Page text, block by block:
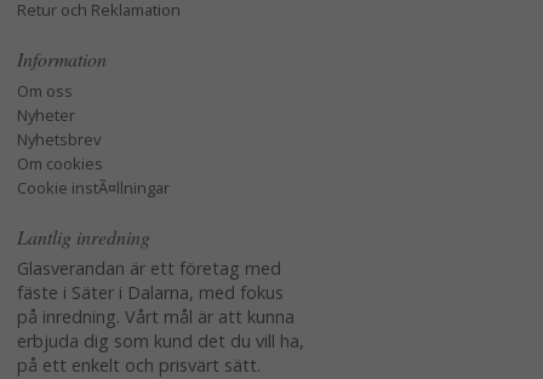
Retur och Reklamation
Information
Om oss
Nyheter
Nyhetsbrev
Om cookies
Cookie instÃ¤llningar
Lantlig inredning
Glasverandan är ett företag med
fäste i Säter i Dalarna, med fokus
på inredning. Vårt mål är att kunna
erbjuda dig som kund det du vill ha,
på ett enkelt och prisvärt sätt.